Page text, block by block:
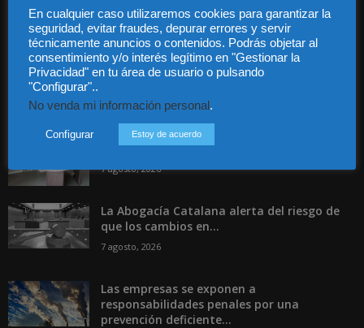
Incluso más noticias
Especialización total: por qué TBF Abogados
es el referente en derecho...
7 agosto, 2026
La Abogacía Catalana alerta del riesgo de
que los cambios en...
7 agosto, 2026
Las empresas se exponen a
responsabilidades penales por una
prevención deficiente...
En cualquier caso utilizaremos cookies para garantizar la
seguridad, evitar fraudes, depurar errores y servir
técnicamente anuncios o contenidos. Podrás objetar al
consentimiento y/o interés legítimo en "Gestionar la
Privacidad" en tu área de usuario o pulsando
"Configurar"..
No venda mi información personal.
Configurar Estoy de acuerdo